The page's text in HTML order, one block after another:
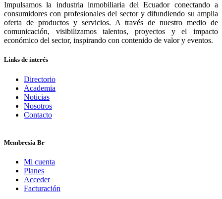
Impulsamos la industria inmobiliaria del Ecuador conectando a
consumidores con profesionales del sector y difundiendo su amplia
oferta de productos y servicios. A través de nuestro medio de
comunicación, visibilizamos talentos, proyectos y el impacto
económico del sector, inspirando con contenido de valor y eventos.
Links de interés
Directorio
Academia
Noticias
Nosotros
Contacto
Membresía Br
Mi cuenta
Planes
Acceder
Facturación